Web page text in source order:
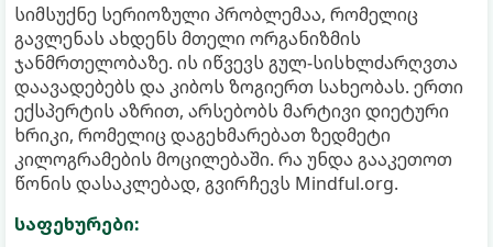
სიმსუქნე სერიოზული პრობლემაა, რომელიც
გავლენას ახდენს მთელი ორგანიზმის
ჯანმრთელობაზე. ის იწვევს გულ-სისხლძარღვთა
დაავადებებს და კიბოს ზოგიერთ სახეობას. ერთი
ექსპერტის აზრით, არსებობს მარტივი დიეტური
ხრიკი, რომელიც დაგეხმარებათ ზედმეტი
კილოგრამების მოცილებაში. რა უნდა გააკეთოთ
წონის დასაკლებად, გვირჩევს Mindful.org.
საფეხურები: